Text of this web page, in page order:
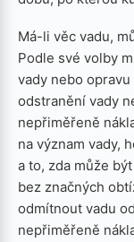
Má-li věc vadu,
Podle své volby
vady nebo
odstranění vady
nepřiměřeně
na význam vady,
a to, zda může
bez značných
odmítnout vadu
nepřiměřeně